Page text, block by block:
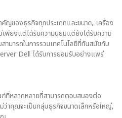
คัญของธุรกิจทุกประเภทและขนาด, เครื่อง
พียงแต่ได้รับความนิยมแต่ยังได้รับความ
ามารถในการรวมเทคโนโลยีที่ทันสมัยกับ
Dell ได้รับการยอมรับอย่างแพร่
ที่หลากหลายที่สามารถตอบสนองต่อ
ว่าคุณจะเป็นกลุ่มธุรกิจขนาดเล็กหรือใหญ่,